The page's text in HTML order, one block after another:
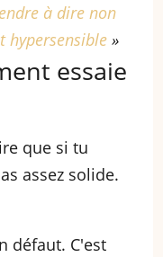
à dire non
hypersensible »
essaie
que si tu
assez solide.
défaut. C'est